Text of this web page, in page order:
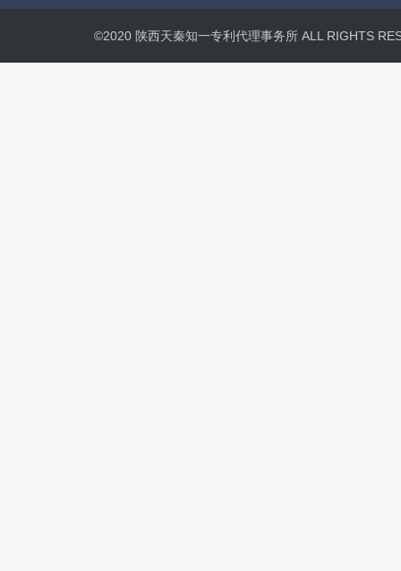
©2020 陕西天秦知一专利代理事务所 ALL RIGHTS